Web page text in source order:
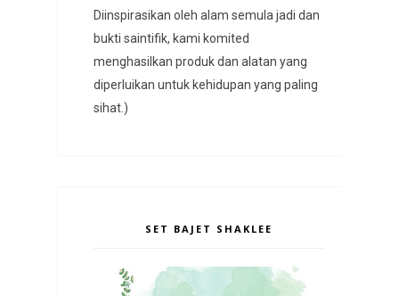
Diinspirasikan oleh alam semula jadi dan
bukti saintifik, kami komited
menghasilkan produk dan alatan yang
diperluikan untuk kehidupan yang paling
sihat.)
SET BAJET SHAKLEE